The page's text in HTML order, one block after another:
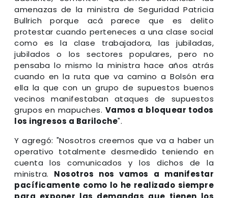
amenazas de la ministra de Seguridad Patricia
Bullrich porque acá parece que es delito
protestar cuando perteneces a una clase social
como es la clase trabajadora, las jubiladas,
jubilados o los sectores populares, pero no
pensaba lo mismo la ministra hace años atrás
cuando en la ruta que va camino a Bolsón era
ella la que con un grupo de supuestos buenos
vecinos manifestaban ataques de supuestos
grupos en mapuches. Vamos a bloquear todos
los ingresos a Bariloche".
Y agregó: "Nosotros creemos que va a haber un
operativo totalmente desmedido teniendo en
cuenta los comunicados y los dichos de la
ministra. Nosotros nos vamos a manifestar
pacíficamente como lo he realizado siempre